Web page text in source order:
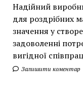
Надійний
для роздрібних
значення у
задоволенні
вигідної
Залишити коментар